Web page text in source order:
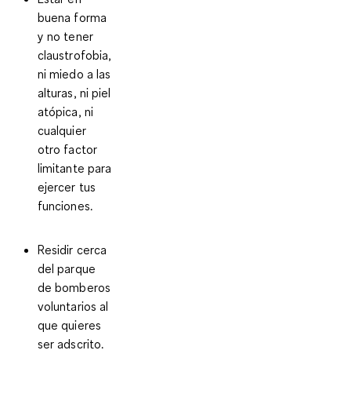
buena forma
y no tener
claustrofobia,
ni miedo a las
alturas, ni piel
atópica, ni
cualquier
otro factor
limitante para
ejercer tus
funciones.
Residir cerca
del parque
de bomberos
voluntarios al
que quieres
ser adscrito.